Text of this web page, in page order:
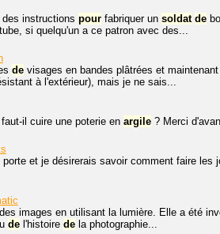
instructions pour fabriquer un soldat de
si quelqu'un a ce patron avec des...
de visages en bandes plâtrées et
à l'extérieur), mais je ne sais...
il cuire une poterie en argile ? Merci
et je désirerais savoir comment faire les
images en utilisant la lumière. Elle a été
de l'histoire de la photographie...